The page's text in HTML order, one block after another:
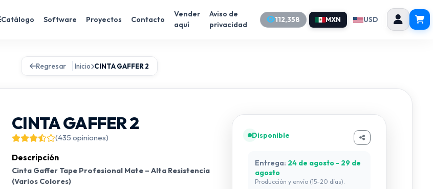
Catálogo Software Proyectos Contacto
Vender
aquí
Aviso de
privacidad
112,358 MXN USD
Regresar Inicio CINTA GAFFER 2
CINTA GAFFER 2
(435 opiniones)
Descripción
Cinta Gaffer Tape Profesional Mate – Alta Resistencia
(Varios Colores)
Disponible
Entrega: 24 de agosto - 29 de
agosto
Producción y envío (15-20 días).